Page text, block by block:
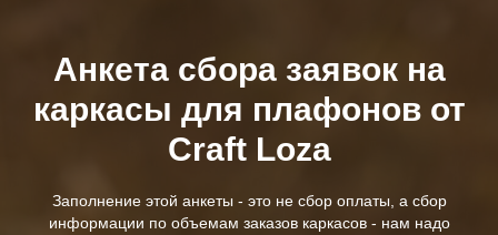
Анкета сбора заявок на
каркасы для плафонов от
Craft Loza
Заполнение этой анкеты - это не сбор оплаты, а сбор
информации по объемам заказов каркасов - нам надо